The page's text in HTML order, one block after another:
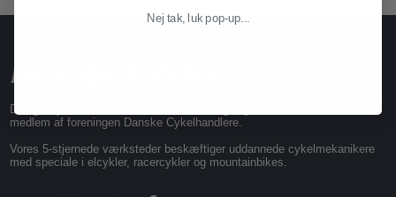
Design Cykler har mere end 35 års erfaring i cykelbranchen. Vi er
medlem af foreningen Danske Cykelhandlere.
Vores 5-stjernede værksteder beskæftiger uddannede cykelmekanikere
med speciale i elcykler, racercykler og mountainbikes.
Nej tak, luk pop-up...